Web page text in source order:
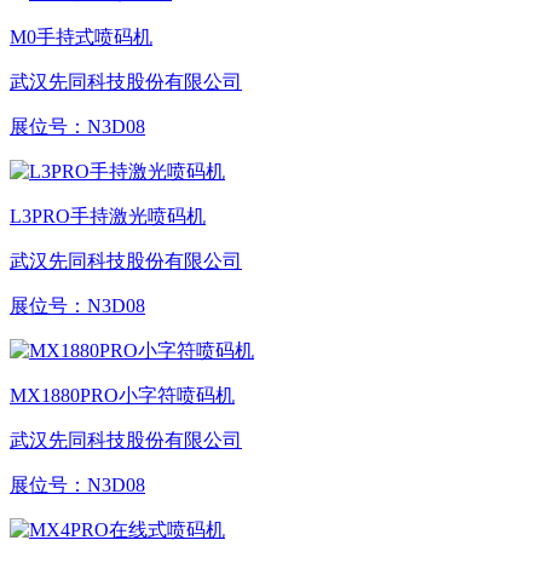
M0手持式喷码机
武汉先同科技股份有限公司
展位号： N3D08
L3PRO手持激光喷码机
武汉先同科技股份有限公司
展位号： N3D08
MX1880PRO小字符喷码机
武汉先同科技股份有限公司
展位号： N3D08